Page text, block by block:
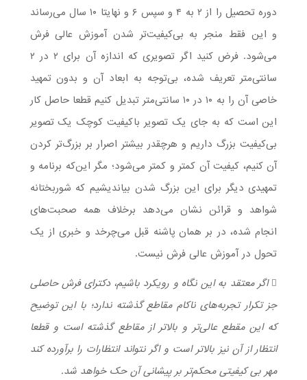
دوره تحصیل را از ۲ به ۴ و سپس ۶ و نهایتا ۱۰ سال می‌رساند
و این فقط منجر به بی‌کیفیت‌تر شدن آموزش عالی فرش
می‌شود. فرض کنید اگر تصویری که اندازه آن برای ۲ در ۲
سانتی‌متر تعریف شده، بی‌توجه به ابعاد آن و بدون تمهید
خاصی آن را به ۱۰ در ۱۰ سانتی‌متر تبدیل کنیم قطعا حاصل کار
این است که به جای یک تصویر باکیفیت کوچک یک تصویر
بی‌کیفیت بزرگ داریم و هرچقدر بیشتر اصرار بر بزرگ‌تر کردن
آن کنیم، کیفیت آن کمتر و کمتر می‌شود؛ مگر این‌که برنامه و
تمهیدی دیگر برای این بزرگ شدن بیاندیشیم که شوربختانه
شواهد و قرائن نشان می‌دهد برخلاف همه صحبت‌های
انجام شده، در بر همان پاشنه قبل می‌چرخد و خبری از یک
تحول در آموزش عالی فرش نیست.
 اگر معتقد به این نگاه و رویکرد باشیم، دکترای فرش حاصلی
جز تکرار تجربه‌های ناکام مقاطع گذشته ندارد؛ با این توضیح
که این مقطع عالی‌تر و بالاتر از مقاطع گذشته است و قطعا
انتظار از آن نیز بالاتر است و اگر نتواند انتظارات را برآورده کند
مهر بی کیفیتی محکم‌تر بر پیشانی آن حک خواهد شد.